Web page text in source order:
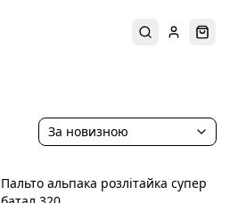
ПошукУвійти
За новизною
Пальто альпака розлітайка супер